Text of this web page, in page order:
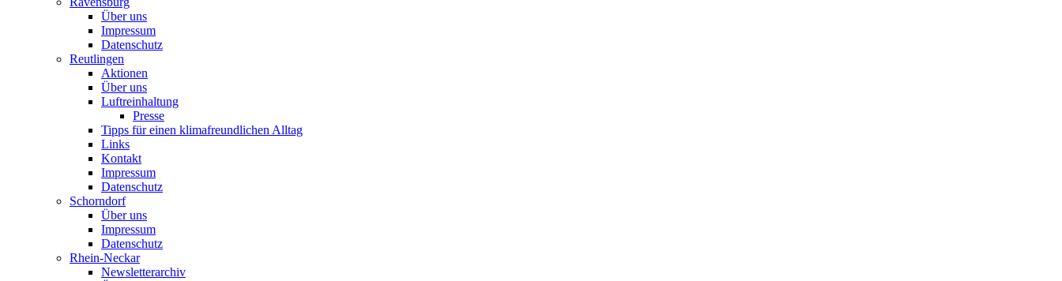
Über uns
Impressum
Datenschutz
Reutlingen
Aktionen
Über uns
Luftreinhaltung
Presse
Tipps für einen klimafreundlichen Alltag
Links
Kontakt
Impressum
Datenschutz
Schorndorf
Über uns
Impressum
Datenschutz
Rhein-Neckar
Newsletterarchiv